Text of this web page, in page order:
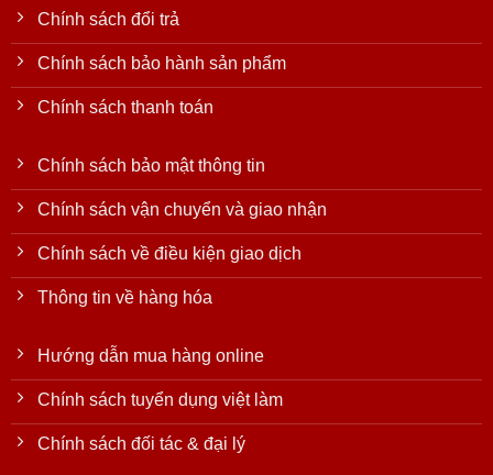
Chính sách đổi trả
Chính sách bảo hành sản phẩm
Chính sách thanh toán
Chính sách bảo mật thông tin
Chính sách vận chuyển và giao nhận
Chính sách về điều kiện giao dịch
Thông tin về hàng hóa
Hướng dẫn mua hàng online
Chính sách tuyển dụng việt làm
Chính sách đối tác & đại lý